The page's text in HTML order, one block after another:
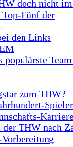
doch nicht
Top-Fünf der
den Links
populärste
zum THW?
Spieler
Karriere
THW nach